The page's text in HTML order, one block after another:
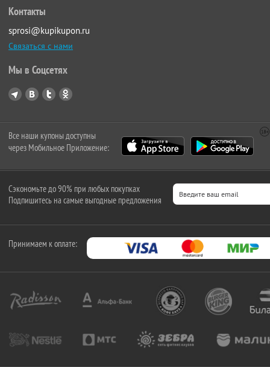
Контакты
sprosi@kupikupon.ru
Связаться с нами
Мы в Соцсетях
Все наши купоны доступны
через Мобильное Приложение:
Сэкономьте до 90% при любых покупках
Подпишитесь на самые выгодные предложения
Принимаем к оплате: